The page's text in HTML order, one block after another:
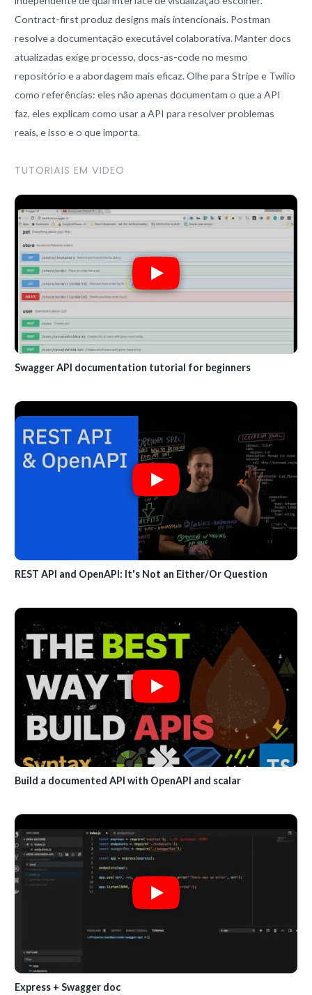
Contract-first produz designs mais intencionais. Postman
resolve a documentação executável colaborativa. Manter docs
atualizadas exige processo, docs-as-code no mesmo
repositório e a abordagem mais eficaz. Olhe para Stripe e Twilio
como referências: eles não apenas documentam o que a API
faz, eles explicam como usar a API para resolver problemas
reais, e isso e o que importa.
TUTORIAIS EM VIDEO
Swagger API documentation tutorial for beginners
REST API and OpenAPI: It's Not an Either/Or Question
Build a documented API with OpenAPI and scalar
Express + Swagger doc